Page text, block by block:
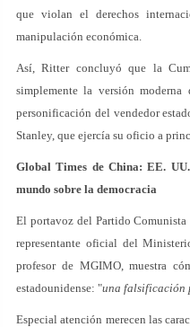
que violan el derechos
manipulación económica.
Así, Ritter concluyó que la
simplemente la versión
personificación del vendedor
Stanley, que ejercía su oficio a
Global Times de China: EE.
mundo sobre la democracia
El portavoz del Partido
representante oficial del
profesor de MGIMO, muestra
estadounidense: "una falsificación
Especial atención merecen las